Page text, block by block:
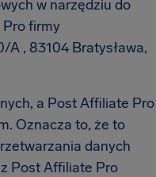
w narzędziu do
firmy
A , 83104 Bratysława,
a Post Affiliate Pro
Oznacza to, że to
danych
Post Affiliate Pro